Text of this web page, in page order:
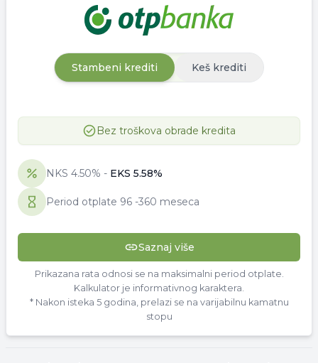
Stambeni krediti Keš krediti
Bez troškova obrade kredita
NKS 4.50% - EKS 5.58%
Period otplate 96 -360 meseca
Saznaj više
Prikazana rata odnosi se na maksimalni period otplate.
Kalkulator je informativnog karaktera.
* Nakon isteka 5 godina, prelazi se na varijabilnu kamatnu
stopu